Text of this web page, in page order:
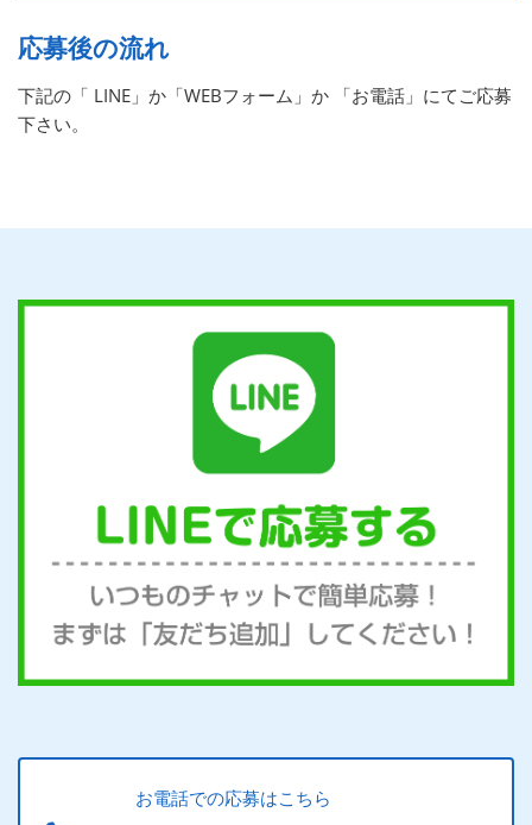
応募後の流れ
下記の「 LINE」か「WEBフォーム」か 「お電話」にてご応募
下さい。
お電話での応募はこちら